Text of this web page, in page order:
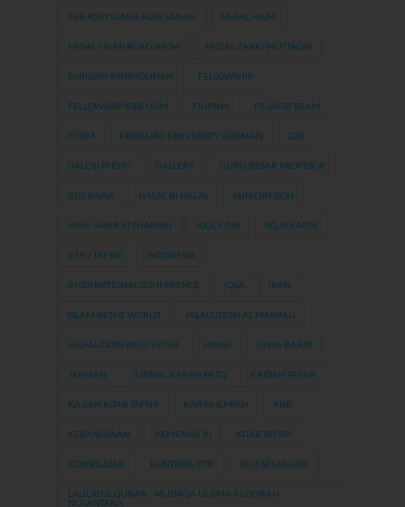
EVA ROSYIDANA ALFA SANAH FAISAL HILMI
FAISAL HILMI ROAD SHOW FAIZAL ZAKKI MUTTAQIN
FARIDAH ASHSHOLIHAH FELLOWSHIP
FELLOWSHIP KBB UGM FILIPINA FILSAFAT ISLAM
FORM FREIBURG UNIVERSITY GERMAN G20
GALERI PHOTO GALLERY GURU BESAR PROFESOR
GUS BAHA HALAL BI HALAL IAIN CIREBON
IBNU JARIR AT-THABARI IDUL FITRI IIQ JAKARTA
ILMU TAFSIR INDONESIA
INTERNATIONAL CONFERENCE IQSA IRAN
ISLAM IN THE WORLD JALALUDDIN AL MAHALLI
JALALUDDIN AS SUYUTHI JAMBI JAWA BARAT
JERMAN JURNAL ILMIAH PKTQ KAIDAH TAFSIR
KAJIAN KITAB TAFSIR KARYA ILMIAH KBB
KEBANGSAAN KEMENAG RI KITAB TAFSIR
KONSOLIDASI KONTRIBUTOR KUIS SELANGOR
LALILATUL QURAN : MULTAQA ULAMA AL-QURAN
NUSANTARA